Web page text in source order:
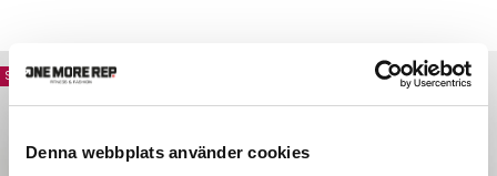
Denna webbplats använder cookies
Spar 60 kr